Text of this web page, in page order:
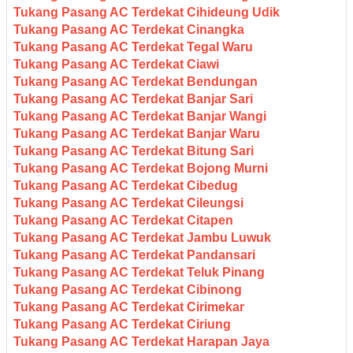
Tukang Pasang AC Terdekat Cihideung Udik
Tukang Pasang AC Terdekat Cinangka
Tukang Pasang AC Terdekat Tegal Waru
Tukang Pasang AC Terdekat Ciawi
Tukang Pasang AC Terdekat Bendungan
Tukang Pasang AC Terdekat Banjar Sari
Tukang Pasang AC Terdekat Banjar Wangi
Tukang Pasang AC Terdekat Banjar Waru
Tukang Pasang AC Terdekat Bitung Sari
Tukang Pasang AC Terdekat Bojong Murni
Tukang Pasang AC Terdekat Cibedug
Tukang Pasang AC Terdekat Cileungsi
Tukang Pasang AC Terdekat Citapen
Tukang Pasang AC Terdekat Jambu Luwuk
Tukang Pasang AC Terdekat Pandansari
Tukang Pasang AC Terdekat Teluk Pinang
Tukang Pasang AC Terdekat Cibinong
Tukang Pasang AC Terdekat Cirimekar
Tukang Pasang AC Terdekat Ciriung
Tukang Pasang AC Terdekat Harapan Jaya